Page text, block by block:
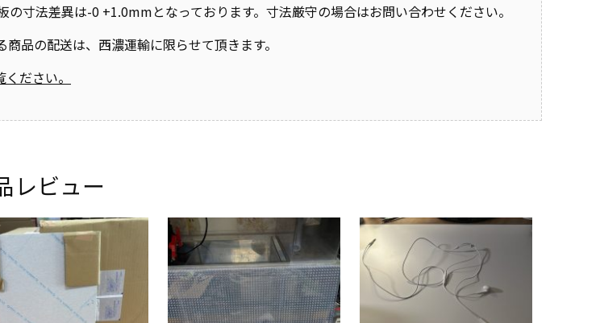
寸法差異は-0 +1.0mmとなっております。寸法厳守の場合はお問い合わせください。
品の配送は、西濃運輸に限らせて頂きます。
ださい。
レビュー